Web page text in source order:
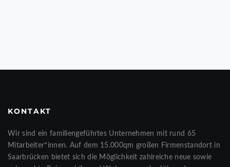
KONTAKT
Wir sind ein familiengeführtes Unternehmen mit rund 65
Mitarbeiter*innen. Auf dem 15.000qm großen Firmenstandort in
Saarbrücken bietet sich die Möglichkeit zahlreiche neue sowie